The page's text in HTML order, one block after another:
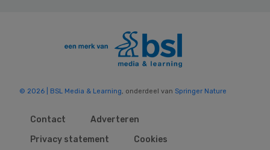
© 2026 | BSL Media & Learning , onderdeel van Springer Nature
Contact
Adverteren
Privacy statement
Cookies